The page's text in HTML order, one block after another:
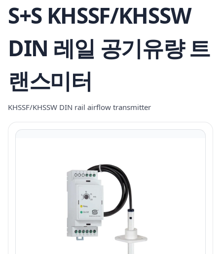
S+S KHSSF/KHSSW
DIN 레일 공기유량 트
랜스미터
KHSSF/KHSSW DIN rail airflow transmitter